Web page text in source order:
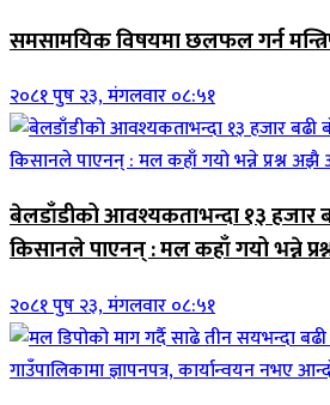
समसामयिक विषयमा छलफल गर्न
२०८१ पुष २३, मंगलवार ०८:५१
बेलडाँडीको आवश्यकताभन्दा १३ हजार
किसानले पाएनन् : मल कहाँ गयो भन्ने
२०८१ पुष २३, मंगलवार ०८:५१